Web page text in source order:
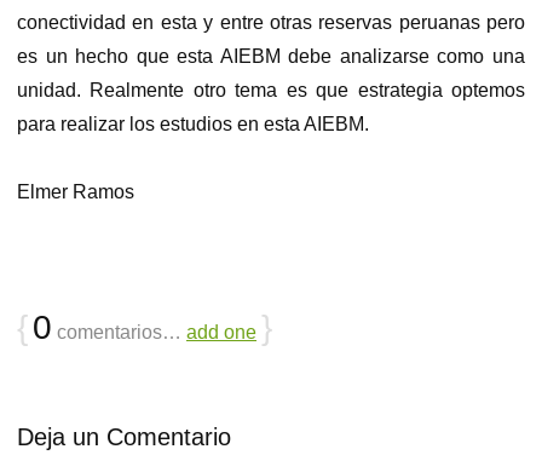
conectividad en esta y entre otras reservas peruanas pero
es un hecho que esta AIEBM debe analizarse como una
unidad. Realmente otro tema es que estrategia optemos
para realizar los estudios en esta AIEBM.
Elmer Ramos
{0 comentarios… add one }
Deja un Comentario